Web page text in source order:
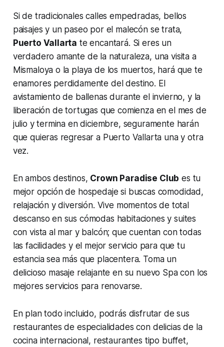
Si de tradicionales calles empedradas, bellos
paisajes y un paseo por el malecón se trata,
Puerto Vallarta te encantará. Si eres un
verdadero amante de la naturaleza, una visita a
Mismaloya o la playa de los muertos, hará que te
enamores perdidamente del destino. El
avistamiento de ballenas durante el invierno, y la
liberación de tortugas que comienza en el mes de
julio y termina en diciembre, seguramente harán
que quieras regresar a Puerto Vallarta una y otra
vez.
En ambos destinos, Crown Paradise Club es tu
mejor opción de hospedaje si buscas comodidad,
relajación y diversión. Vive momentos de total
descanso en sus cómodas habitaciones y suites
con vista al mar y balcón; que cuentan con todas
las facilidades y el mejor servicio para que tu
estancia sea más que placentera. Toma un
delicioso masaje relajante en su nuevo Spa con los
mejores servicios para renovarse.
En plan todo incluido, podrás disfrutar de sus
restaurantes de especialidades con delicias de la
cocina internacional, restaurantes tipo buffet,